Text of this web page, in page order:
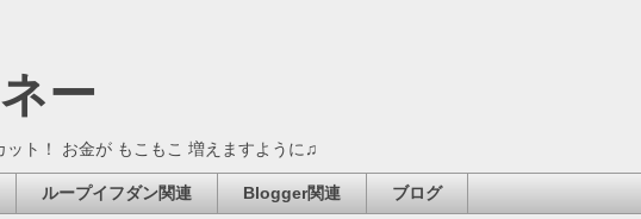
ー
ト！ お金が もこもこ 増えますように♫
ループイフダン関連 Blogger関連 ブログ